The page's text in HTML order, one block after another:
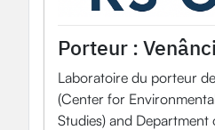
Porteur :
Laboratoire du porteur
(Center for
Studies) and Department